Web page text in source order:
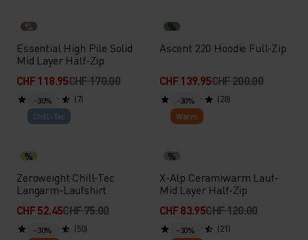
%
Essential High Pile Solid
Mid Layer Half-Zip
CHF 118.95CHF 170.00
(7)
%
Ascent 220 Hoodie Full-Zip
CHF 139.95CHF 200.00
(28)
-30%
Chill-Tec
%
Zeroweight Chill-Tec
Langarm-Laufshirt
CHF 52.45CHF 75.00
(50)
-30%
Warm
%
X-Alp Ceramiwarm Lauf-
Mid Layer Half-Zip
CHF 83.95CHF 120.00
(21)
-30%
-30%